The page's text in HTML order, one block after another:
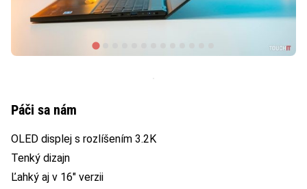
Páči sa nám
OLED displej s rozlíšením 3.2K
Tenký dizajn
Ľahký aj v 16″ verzii